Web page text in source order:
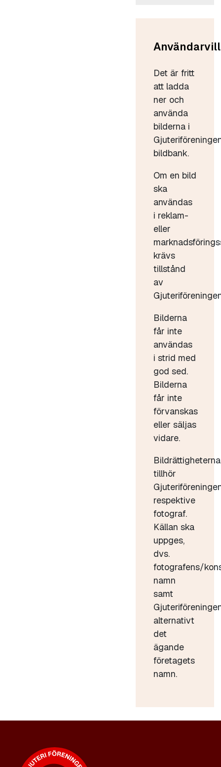
Det är fritt
att ladda
ner och
använda
bilderna i
bildbank.
Om en bild
ska
användas
i reklam-
eller
krävs
tillstånd
av
Bilderna
får inte
användas
i strid med
god sed.
Bilderna
får inte
förvanskas
eller säljas
vidare.
Bildrättigheterna
tillhör
respektive
fotograf.
Källan ska
uppges,
dvs.
fotografens/
namn
samt
alternativt
det
ägande
företagets
namn.